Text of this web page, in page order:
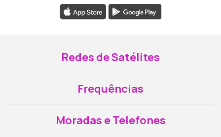
Redes de Satélites
Frequências
Moradas e Telefones